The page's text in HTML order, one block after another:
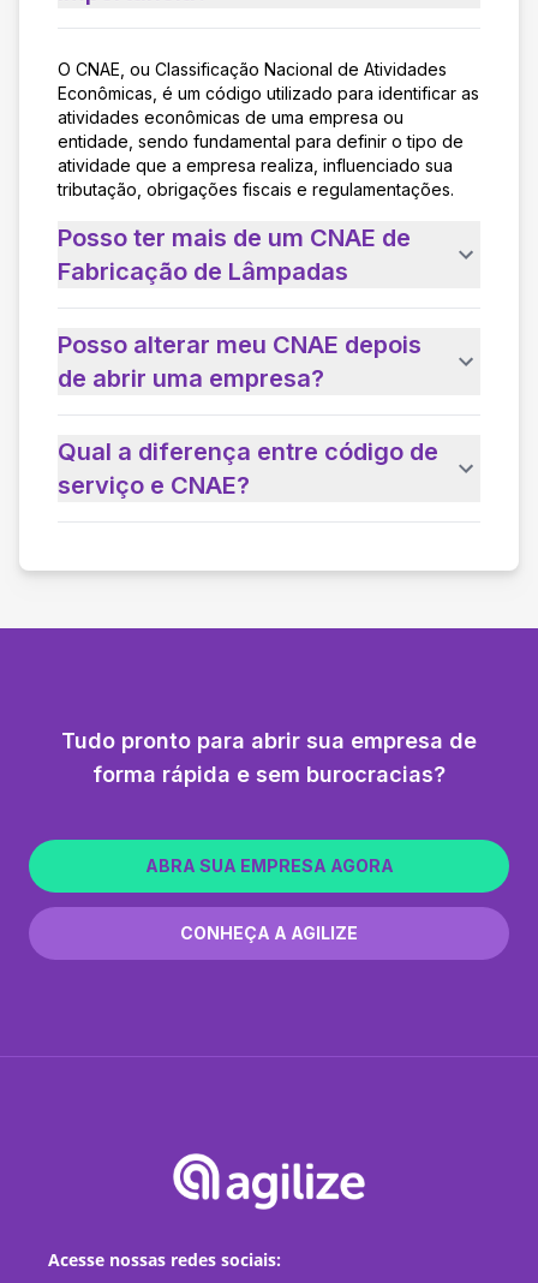
O CNAE, ou Classificação Nacional de Atividades
Econômicas, é um código utilizado para identificar as
atividades econômicas de uma empresa ou
entidade, sendo fundamental para definir o tipo de
atividade que a empresa realiza, influenciado sua
tributação, obrigações fiscais e regulamentações.
Posso ter mais de um CNAE de
Fabricação de Lâmpadas
Posso alterar meu CNAE depois
de abrir uma empresa?
Qual a diferença entre código de
serviço e CNAE?
Tudo pronto para abrir sua empresa de
forma rápida e sem burocracias?
ABRA SUA EMPRESA AGORA
CONHEÇA A AGILIZE
Acesse nossas redes sociais: